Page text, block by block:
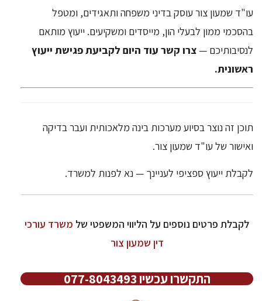
עו"ד שמעון צור עוסק בדיני משפחה ותאגידים, ומטפל
בהסכמי ממון לבעלי הון, מייסדים ומשקיעים. ייעוץ מותאם
לנסיבותיכם —צרו קשר עוד היום לקביעת פגישת ייעוץ
ראשונית.
תוכן זה נוצר בסיוע מערכות בינה מלאכותית ועבר בדיקה
ואישור של עו"ד שמעון צור.
לקבלת ייעוץ ספציפי לעניינך — נא לפנות למשרד.
לקבלת פרטים נוספים על הליווי המשפטי של משרד עורכי
דין שמעון צור
התקשרו עכשיו 077-8043493